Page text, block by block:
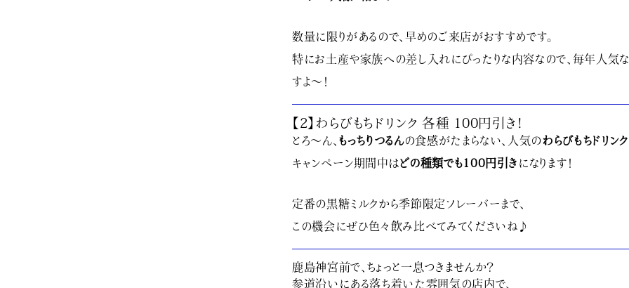
数量に限りがあるので、早めのご来店がおすすめです。
特にお土産や家族への差し入れにぴったりな内容なので、毎年人気
すよ〜！
【2】 わらびもちドリンク 各種 100円引き！
とろ〜ん、 もっちりつるんの食感がたまらない、人気のわらびもちドリンク
キャンペーン期間中はどの種類でも100円引き になります！
定番の黒糖ミルクから季節限定フレーバーまで、
この機会にぜひ色々飲み比べてみてくださいね♪
鹿島神宮前で、ちょっと一息つきませんか？
参道沿いにある落ち着いた雰囲気の店内で、